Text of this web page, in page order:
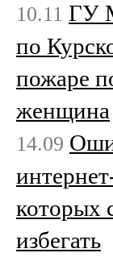
10.11 ГУ
по
пожаре
женщина
14.09
которых
избегать